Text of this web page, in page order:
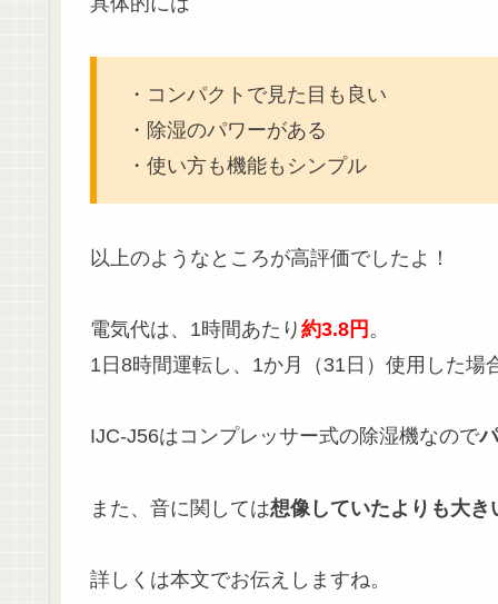
・コンパクトで見た目も良い
・除湿のパワーがある
・使い方も機能もシンプル
以上のようなところが高評価でしたよ！
電気代は、1時間あたり 約3.8円 。
1日8時間運転し、1か月（31日）使用した場
IJC-J56はコンプレッサー式の除湿機なので
また、音に関しては想像していたよりも大
詳しくは本文でお伝えしますね。